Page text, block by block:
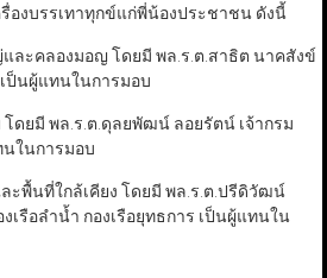
องบรรเทาทุกข์แก่พี่น้องประชาชน ดังนี้
ละคลองมอญ โดยมี พล.ร.ต.สาธิต นาคสังข์
ป็นผู้แทนในการมอบ
ดยมี พล.ร.ต.ดุลยพัฒน์ ลอยรัตน์ เจ้ากรม
นในการมอบ
ะพื้นที่ใกล้เคียง โดยมี พล.ร.ต.ปรีดิวัฒน์
รือลำน้ำ กองเรือยุทธการ เป็นผู้แทนใน